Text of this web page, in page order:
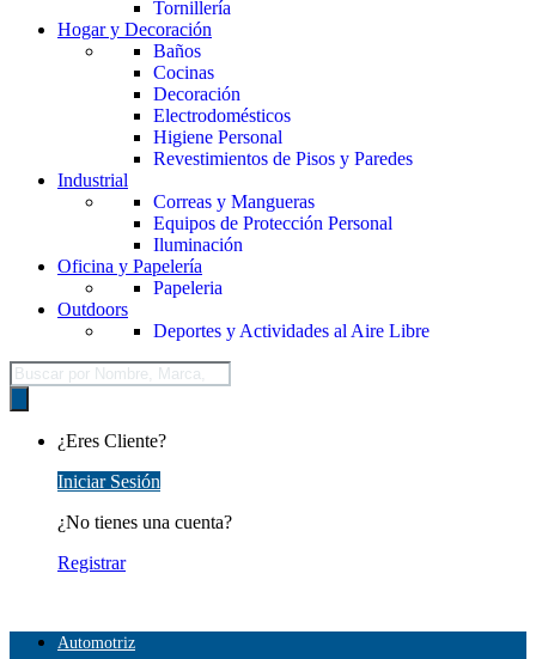
Tornillería
Hogar y Decoración
Baños
Cocinas
Decoración
Electrodomésticos
Higiene Personal
Revestimientos de Pisos y Paredes
Industrial
Correas y Mangueras
Equipos de Protección Personal
Iluminación
Oficina y Papelería
Papeleria
Outdoors
Deportes y Actividades al Aire Libre
Búsqueda
de
productos
¿Eres Cliente?
Iniciar Sesión
¿No tienes una cuenta?
Registrar
Automotriz